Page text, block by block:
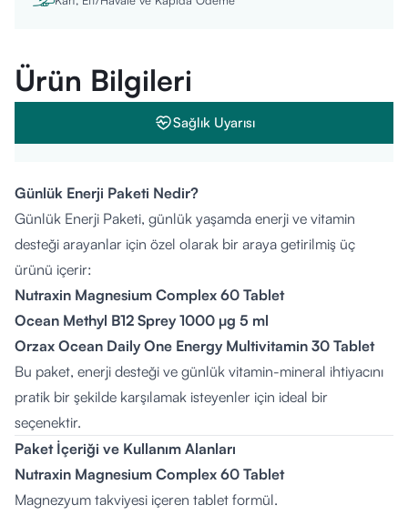
Ürün Bilgileri
Sağlık Uyarısı
Günlük Enerji Paketi Nedir?
Günlük Enerji Paketi, günlük yaşamda enerji ve vitamin
desteği arayanlar için özel olarak bir araya getirilmiş üç
ürünü içerir:
Nutraxin Magnesium Complex 60 Tablet
Ocean Methyl B12 Sprey 1000 µg 5 ml
Orzax Ocean Daily One Energy Multivitamin 30 Tablet
Bu paket, enerji desteği ve günlük vitamin-mineral ihtiyacını
pratik bir şekilde karşılamak isteyenler için ideal bir
seçenektir.
Paket İçeriği ve Kullanım Alanları
Nutraxin Magnesium Complex 60 Tablet
Magnezyum takviyesi içeren tablet formül.